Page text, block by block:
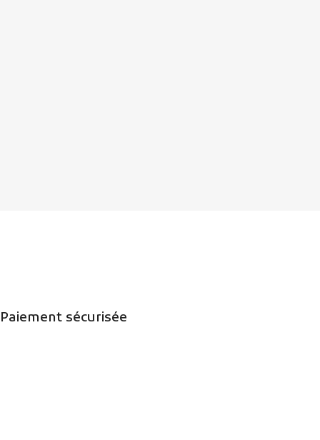
Paiement sécurisée